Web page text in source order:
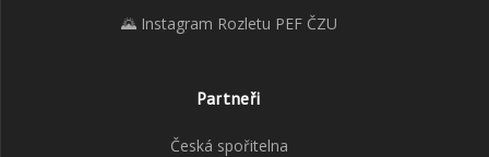
🌄 Instagram Rozletu PEF ČZU
Partneři
Česká spořitelna